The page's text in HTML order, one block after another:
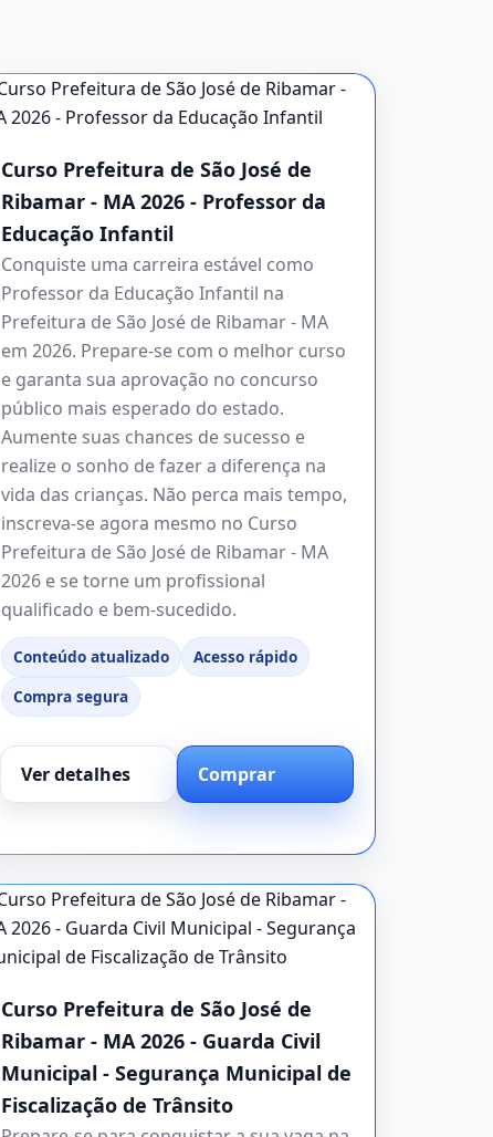
Curso Prefeitura de São José de
Ribamar - MA 2026 - Professor da
Educação Infantil
Conquiste uma carreira estável como
Professor da Educação Infantil na
Prefeitura de São José de Ribamar - MA
em 2026. Prepare-se com o melhor curso
e garanta sua aprovação no concurso
público mais esperado do estado.
Aumente suas chances de sucesso e
realize o sonho de fazer a diferença na
vida das crianças. Não perca mais tempo,
inscreva-se agora mesmo no Curso
Prefeitura de São José de Ribamar - MA
2026 e se torne um profissional
qualificado e bem-sucedido.
Conteúdo atualizado
Acesso rápido
Compra segura
Ver detalhes Comprar
Curso Prefeitura de São José de
Ribamar - MA 2026 - Guarda Civil
Municipal - Segurança Municipal de
Fiscalização de Trânsito